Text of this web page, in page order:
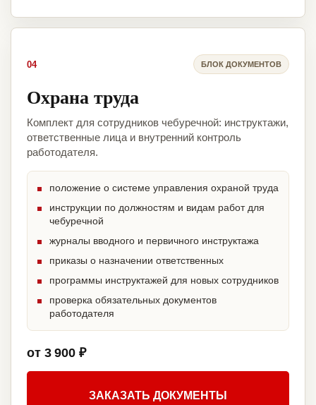
04 БЛОК ДОКУМЕНТОВ
Охрана труда
Комплект для сотрудников чебуречной: инструктажи,
ответственные лица и внутренний контроль
работодателя.
положение о системе управления охраной труда
инструкции по должностям и видам работ для
чебуречной
журналы вводного и первичного инструктажа
приказы о назначении ответственных
программы инструктажей для новых сотрудников
проверка обязательных документов
работодателя
от 3 900 ₽
ЗАКАЗАТЬ ДОКУМЕНТЫ